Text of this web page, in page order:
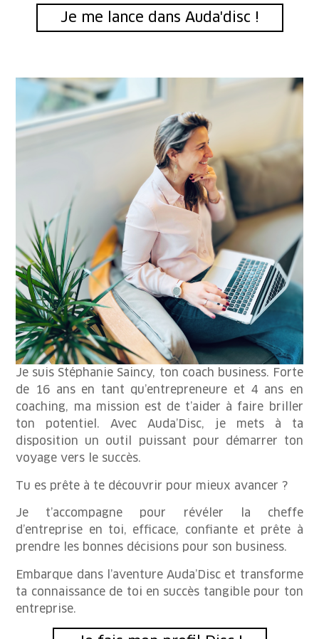
Je me lance dans Auda'disc !
Je suis Stéphanie Saincy, ton coach business. Forte
de 16 ans en tant qu’entrepreneure et 4 ans en
coaching, ma mission est de t’aider à faire briller
ton potentiel. Avec Auda’Disc, je mets à ta
disposition un outil puissant pour démarrer ton
voyage vers le succès.
Tu es prête à te découvrir pour mieux avancer ?
Je t’accompagne pour révéler la cheffe
d’entreprise en toi, efficace, confiante et prête à
prendre les bonnes décisions pour son business.
Embarque dans l’aventure Auda’Disc et transforme
ta connaissance de toi en succès tangible pour ton
entreprise.